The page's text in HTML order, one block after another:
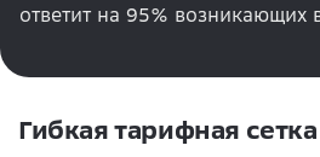
ответит на 95% возникающих
Гибкая тарифная сетка